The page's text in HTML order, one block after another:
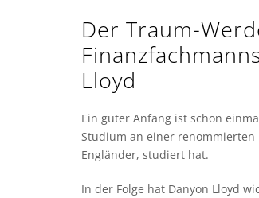
Der Traum-
Lloyd
Ein guter Anfang ist schon
Studium an einer renommierten
Engländer, studiert hat.
In der Folge hat Danyon Lloyd